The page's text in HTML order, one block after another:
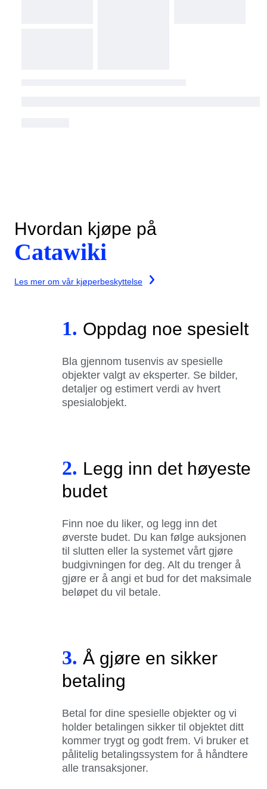
Hvordan kjøpe på
Catawiki
Les mer om vår kjøperbeskyttelse
1. Oppdag noe spesielt
Bla gjennom tusenvis av spesielle
objekter valgt av eksperter. Se bilder,
detaljer og estimert verdi av hvert
spesialobjekt.
2. Legg inn det høyeste
budet
Finn noe du liker, og legg inn det
øverste budet. Du kan følge auksjonen
til slutten eller la systemet vårt gjøre
budgivningen for deg. Alt du trenger å
gjøre er å angi et bud for det maksimale
beløpet du vil betale.
3. Å gjøre en sikker
betaling
Betal for dine spesielle objekter og vi
holder betalingen sikker til objektet ditt
kommer trygt og godt frem. Vi bruker et
pålitelig betalingssystem for å håndtere
alle transaksjoner.